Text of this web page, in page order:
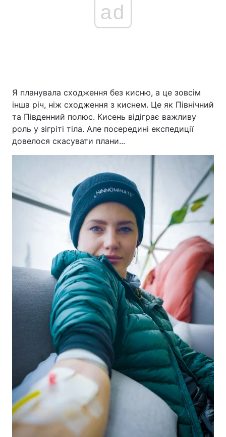
ad
Я планувала сходження без кисню, а це зовсім
інша річ, ніж сходження з киснем. Це як Північний
та Південний полюс. Кисень відіграє важливу
роль у зігріті тіла. Але посередині експедиції
довелося скасувати плани...